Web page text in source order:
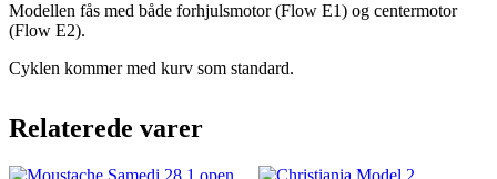
Modellen fås med både forhjulsmotor (Flow E1) og centermotor
(Flow E2).
Cyklen kommer med kurv som standard.
Relaterede varer